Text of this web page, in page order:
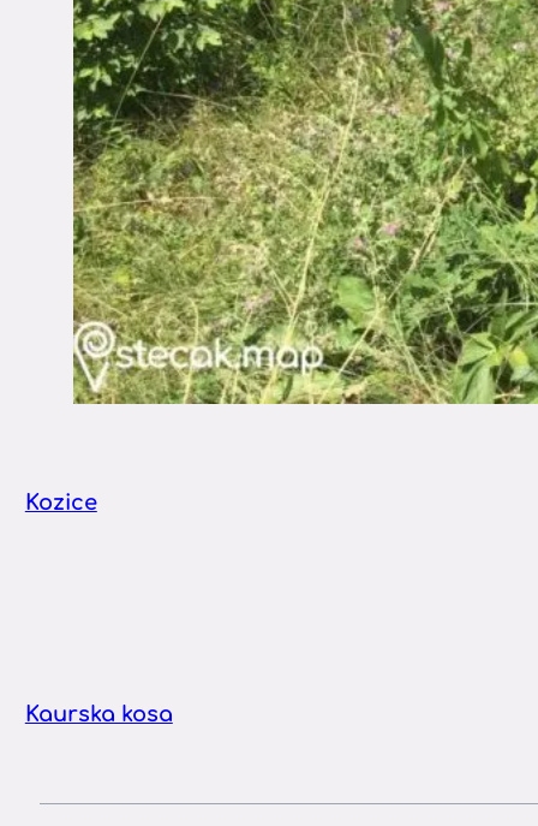
Kozice
Kaurska kosa